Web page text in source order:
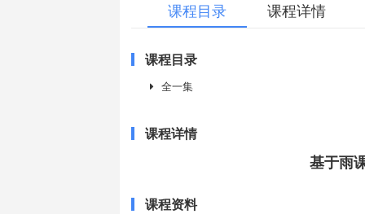
课程目录 课程详情
课程目录
全一集
课程详情
基于雨
课程资料